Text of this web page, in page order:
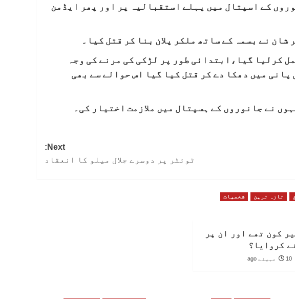
کے اسپتال میں پہلے استقبالیہ پر اور پھر ایڈمن
نے بسمہ کے ساتھ ملکر پلان بنا کر قتل کیا۔
کرلیا گیا،ابتدائی طور پر لڑکی کی مرنے کی وجہ
میں دھکا دے کر قتل کیا گیا اس حوالے سے بھی
نے جانوروں کے ہسپتال میں ملازمت اختیار کی۔
Next:
ٹوئٹر پر دوسرے جلال میلو کا انعقاد
تازہ ترین
شخصیات
کون تھے اور ان پر
کروایا؟
10 مہینے ago